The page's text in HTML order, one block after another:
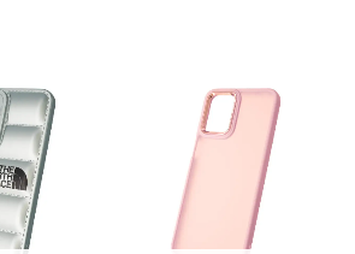
precio
original
era:
$ 60.000.